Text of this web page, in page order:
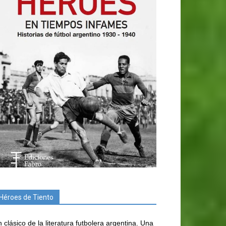
de Tiento
clásico de la literatura futbolera argentina. Una